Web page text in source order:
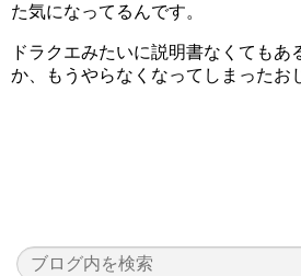
た気になってるんです。
ドラクエみたいに説明書なくてもあ
か、もうやらなくなってしまったお